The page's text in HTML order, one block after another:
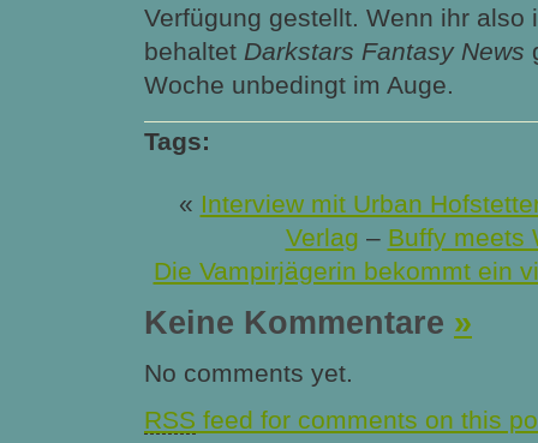
Verfügung gestellt. Wenn ihr also
behaltet Darkstars Fantasy News
Woche unbedingt im Auge.
Tags:
« Interview mit Urban
Verlag – Buffy meets
Die Vampirjägerin bekommt ein
Keine Kommentare »
No comments yet.
RSS feed for comments on this